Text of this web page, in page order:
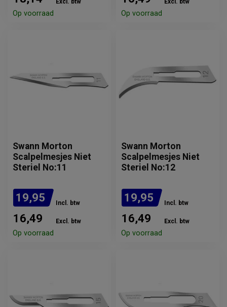
Excl. btw
Op voorraad
Excl. btw
Op voorraad
Swann Morton
Scalpelmesjes Niet
Steriel No:11
19,95 Incl. btw
16,49 Excl. btw
Op voorraad
Swann Morton
Scalpelmesjes Niet
Steriel No:12
19,95 Incl. btw
16,49 Excl. btw
Op voorraad